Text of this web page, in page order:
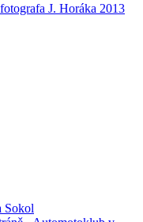
J. Horáka 2013
Sokol